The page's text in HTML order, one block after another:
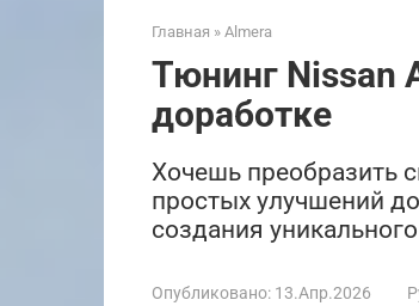
Главная » Almera
Тюнинг Nissan
доработке
Хочешь преобразить
простых улучшений
создания
Опубликовано: 13.Апр.2026